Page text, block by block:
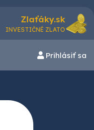
Zlaťáky.sk
INVESTIČNÉ ZLATO
Prihlásiť sa